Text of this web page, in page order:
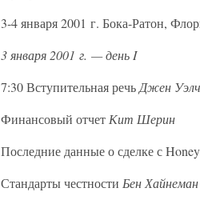
3-4 января 2001 г. Бока-Ратон,
3 января 2001 г. — день I
7:30 Вступительная речь Джен Уэлч
Финансовый отчет Кит Шерин
Последние данные о сделке с
Стандарты честности Бен Хайнеман